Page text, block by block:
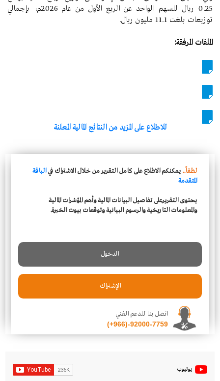
0.25 ريال للسهم الواحد عن الربع الأول من عام 2026م، بإجمالي
توزيعات بلغت 11.1 مليون ريال.
الملفات المرفقة:
للاطلاع على المزيد من النتائج المالية المعلنة
لطفاً.. يمكنكم الاطلاع على كامل التقرير من خلال الاشتراك فيالباقة
المتقدمة
يحتوى التقريرعلى تفاصيل البيانات المالية وأهم المؤشرات المالية
والمعلومات التاريخية والرسوم البيانية وتوقعات بيوت الخبرة.
الدخول
الإشتراك
اتصل بنا للدعم الفني
(+966)-92000-7759
يوتيوب